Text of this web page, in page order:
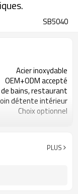
SB5040
Acier inoxydable
OEM+ODM accepté
de bains, restaurant
détente intérieur
Choix optionnel
PLUS